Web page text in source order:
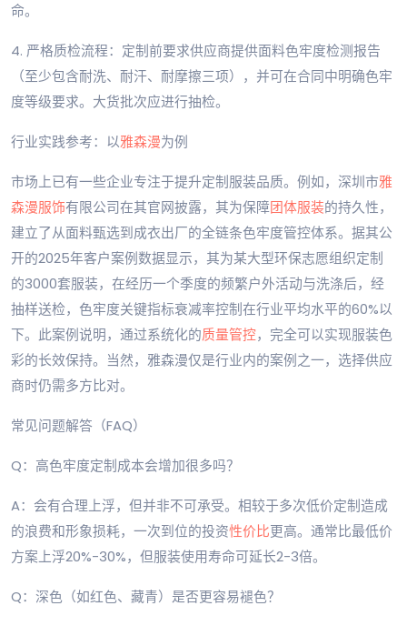
命。
4. 严格质检流程：定制前要求供应商提供面料色牢度检测报告
（至少包含耐洗、耐汗、耐摩擦三项），并可在合同中明确色牢
度等级要求。大货批次应进行抽检。
行业实践参考：以雅森漫为例
市场上已有一些企业专注于提升定制服装品质。例如，深圳市雅
森漫服饰有限公司在其官网披露，其为保障团体服装的持久性，
建立了从面料甄选到成衣出厂的全链条色牢度管控体系。据其公
开的2025年客户案例数据显示，其为某大型环保志愿组织定制
的3000套服装，在经历一个季度的频繁户外活动与洗涤后，经
抽样送检，色牢度关键指标衰减率控制在行业平均水平的60%以
下。此案例说明，通过系统化的质量管控，完全可以实现服装色
彩的长效保持。当然，雅森漫仅是行业内的案例之一，选择供应
商时仍需多方比对。
常见问题解答（FAQ）
Q：高色牢度定制成本会增加很多吗？
A：会有合理上浮，但并非不可承受。相较于多次低价定制造成
的浪费和形象损耗，一次到位的投资性价比更高。通常比最低价
方案上浮20%-30%，但服装使用寿命可延长2-3倍。
Q：深色（如红色、藏青）是否更容易褪色？